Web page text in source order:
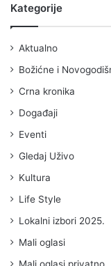
Kategorije
Aktualno
Božićne i
Crna kronika
Događaji
Eventi
Gledaj Uživo
Kultura
Life Style
Lokalni izbori 2025.
Mali oglasi